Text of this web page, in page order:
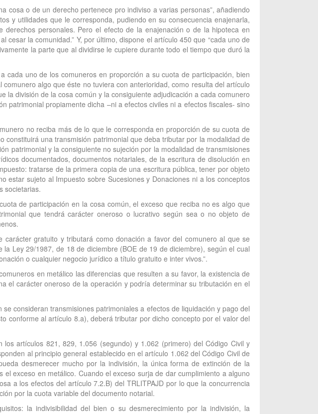
cosa o de un derecho pertenece pro indiviso a varias personas”, añadiendo
y utilidades que le corresponda, pudiendo en su consecuencia enajenarla,
personales. Pero el efecto de la enajenación o de la hipoteca en
la comunidad.” Y, por último, dispone el artículo 450 que “cada uno de
la parte que al dividirse le cupiere durante todo el tiempo que duró la
cada uno de los comuneros en proporción a su cuota de participación, bien
algo que éste no tuviera con anterioridad, como resulta del artículo
la división de la cosa común y la consiguiente adjudicación a cada comunero
patrimonial propiamente dicha –ni a efectos civiles ni a efectos fiscales- sino
no reciba más de lo que le corresponda en proporción de su cuota de
una transmisión patrimonial que deba tributar por la modalidad de
patrimonial y la consiguiente no sujeción por la modalidad de transmisiones
documentados, documentos notariales, de la escritura de disolución en
tratarse de la primera copia de una escritura pública, tener por objeto
estar sujeto al Impuesto sobre Sucesiones y Donaciones ni a los conceptos
societarias.
de participación en la cosa común, el exceso que reciba no es algo que
que tendrá carácter oneroso o lucrativo según sea o no objeto de
gratuito y tributará como donación a favor del comunero al que se
Ley 29/1987, de 18 de diciembre (BOE de 19 de diciembre), según el cual
o cualquier negocio jurídico a título gratuito e inter vivos.”.
en metálico las diferencias que resulten a su favor, la existencia de
el carácter oneroso de la operación y podría determinar su tributación en el
consideran transmisiones patrimoniales a efectos de liquidación y pago del
conforme al artículo 8.a), deberá tributar por dicho concepto por el valor del
artículos 821, 829, 1.056 (segundo) y 1.062 (primero) del Código Civil y
al principio general establecido en el artículo 1.062 del Código Civil de
desmerecer mucho por la indivisión, la única forma de extinción de la
exceso en metálico. Cuando el exceso surja de dar cumplimiento a alguno
a los efectos del artículo 7.2.B) del TRLITPAJD por lo que la concurrencia
por la cuota variable del documento notarial.
la indivisibilidad del bien o su desmerecimiento por la indivisión, la